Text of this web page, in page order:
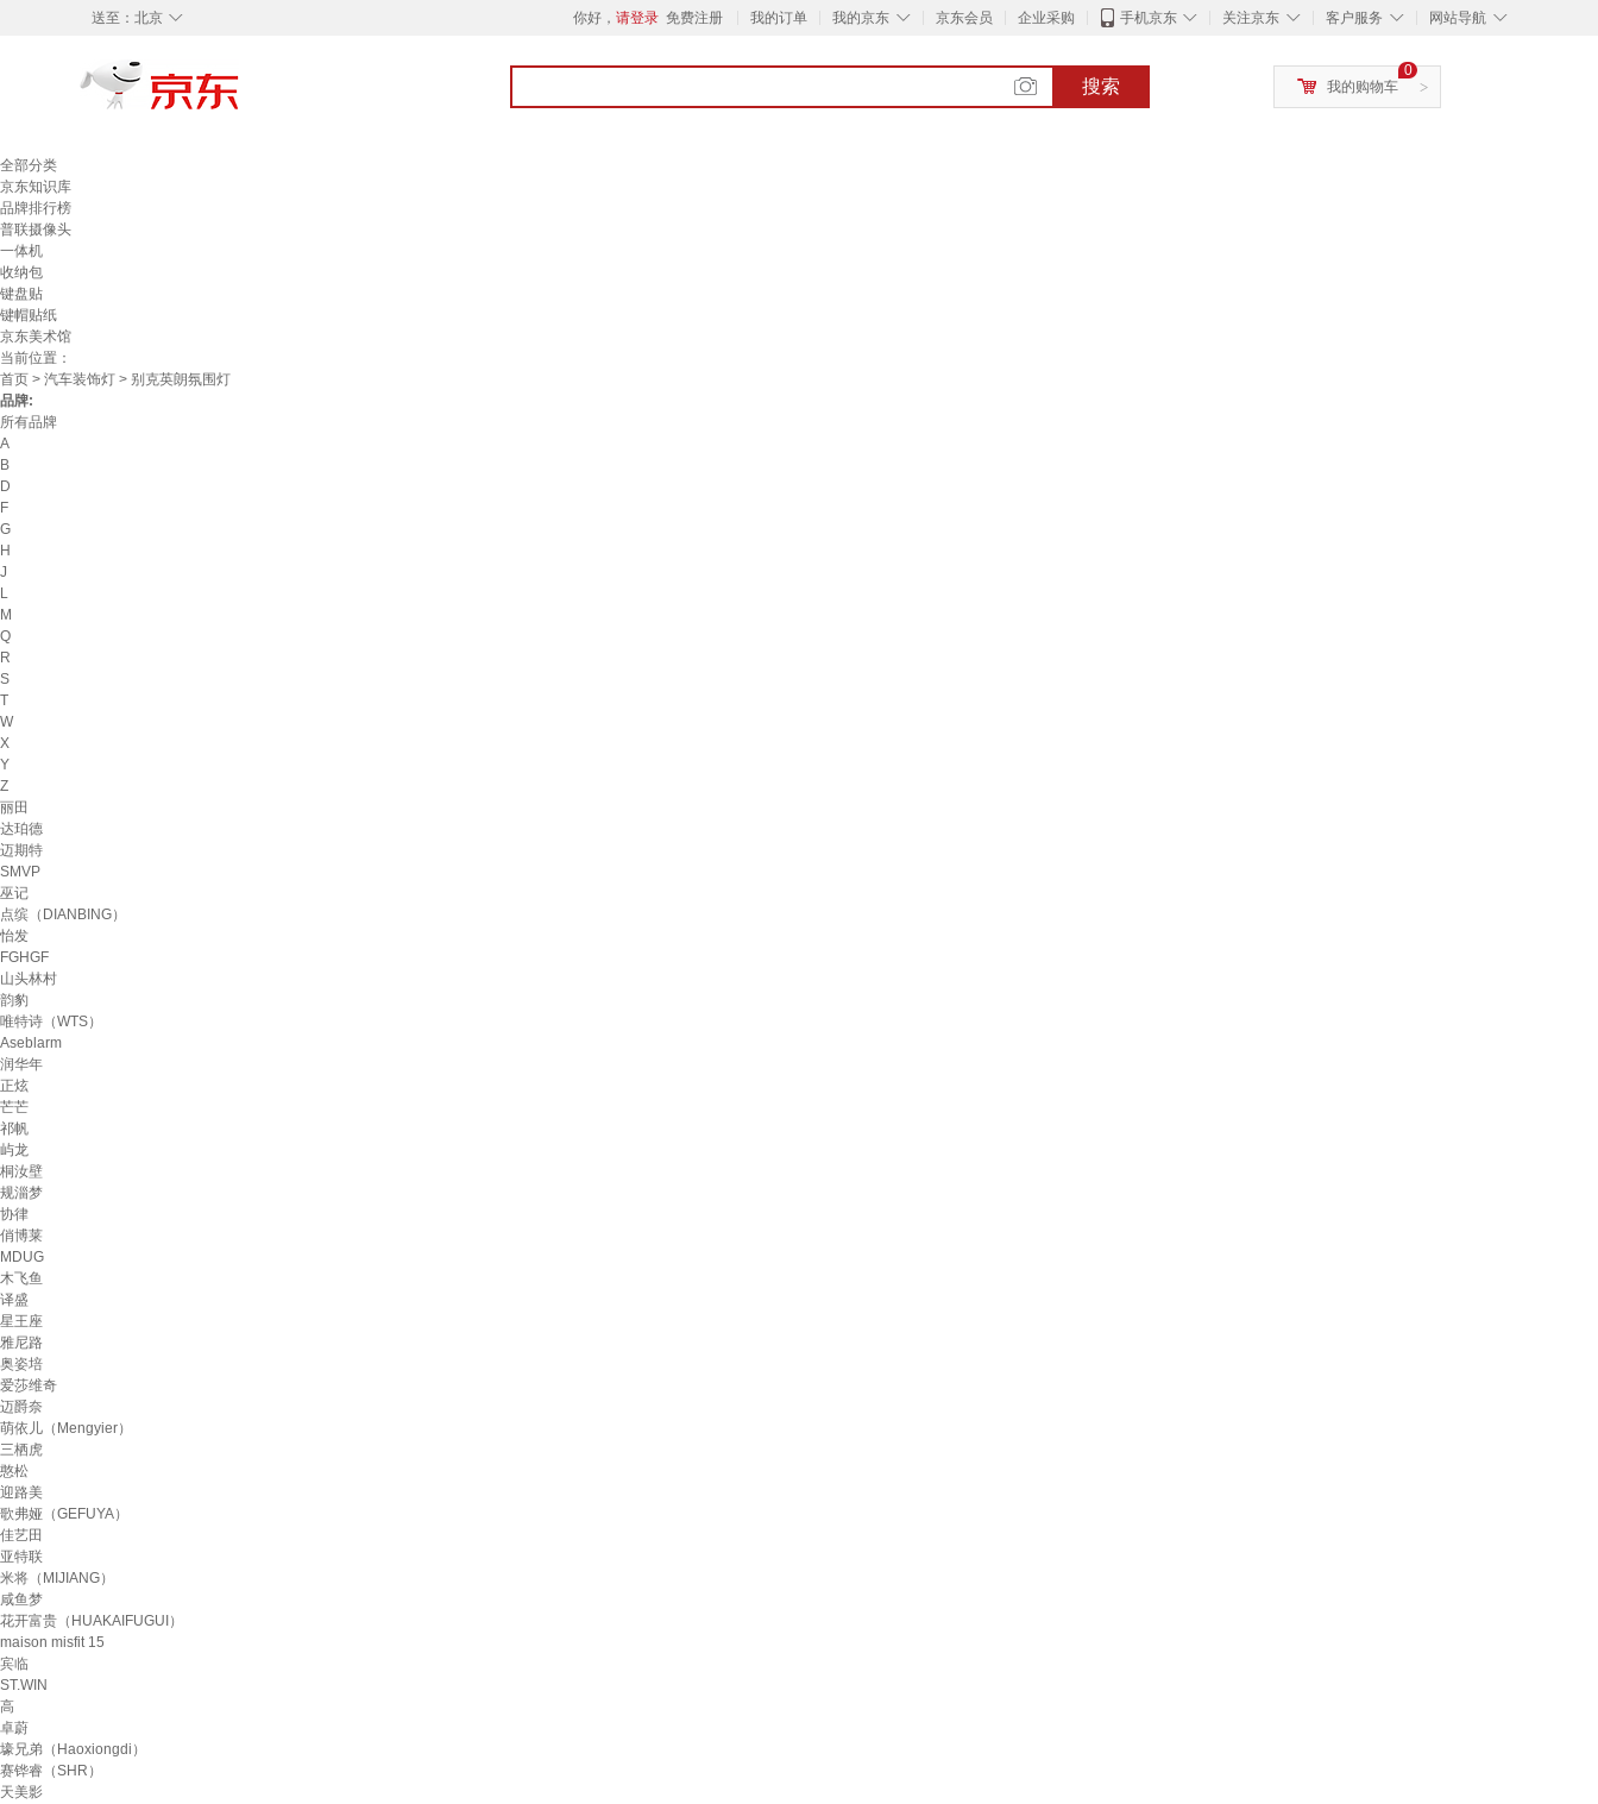
◇
送至： 北京 你好， 请登录 免费注册 我的订单 ◇
我的京东 京东会员 企业采购 ◇
手机京东 ◇
关注京东 ◇
客户服务 ◇
网站导航
搜索 >
0
我的购物车
全部分类
京东知识库
品牌排行榜
普联摄像头
一体机
收纳包
键盘贴
键帽贴纸
京东美术馆
当前位置：
首页 > 汽车装饰灯 > 别克英朗氛围灯
品牌:
所有品牌
A
B
D
F
G
H
J
L
M
Q
R
S
T
W
X
Y
Z
丽田
达珀德
迈期特
SMVP
巫记
点缤（DIANBING）
怡发
FGHGF
山头林村
韵豹
唯特诗（WTS）
Aseblarm
润华年
正炫
芒芒
祁帆
屿龙
桐汝壁
规淄梦
协律
俏博莱
MDUG
木飞鱼
译盛
星王座
雅尼路
奥姿培
爱莎维奇
迈爵奈
萌依儿（Mengyier）
三栖虎
憨松
迎路美
歌弗娅（GEFUYA）
佳艺田
亚特联
米将（MIJIANG）
咸鱼梦
花开富贵（HUAKAIFUGUI）
maison misfit 15
宾临
ST.WIN
高
卓蔚
壕兄弟（Haoxiongdi）
赛铧睿（SHR）
天美影